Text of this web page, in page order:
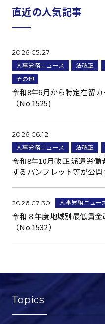
Topics
直近の人気記事
2026.05.27
人事労務ニュース 法改正
その他
令和8年6月から特定在留
（No.1525)
2026.06.12
人事労務ニュース 法改正
令和8年10月改正 派遣労
するパンフレット等が公開
2026.07.30 人事労務ニュー
令和８年度地域別最低賃
（No.1532）